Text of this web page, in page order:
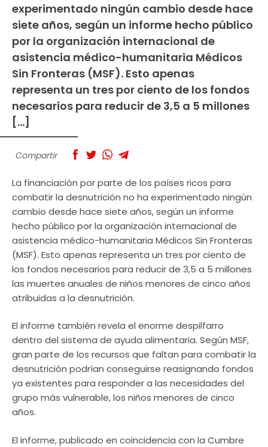
experimentado ningún cambio desde hace
siete años, según un informe hecho público
por la organización internacional de
asistencia médico-humanitaria Médicos
Sin Fronteras (MSF). Esto apenas
representa un tres por ciento de los fondos
necesarios para reducir de 3,5 a 5 millones
[…]
Compartir
La financiación por parte de los países ricos para
combatir la desnutrición no ha experimentado ningún
cambio desde hace siete años, según un informe
hecho público por la organización internacional de
asistencia médico-humanitaria Médicos Sin Fronteras
(MSF). Esto apenas representa un tres por ciento de
los fondos necesarios para reducir de 3,5 a 5 millones
las muertes anuales de niños menores de cinco años
atribuidas a la desnutrición.
El informe también revela el enorme despilfarro
dentro del sistema de ayuda alimentaria. Según MSF,
gran parte de los recursos que faltan para combatir la
desnutrición podrían conseguirse reasignando fondos
ya existentes para responder a las necesidades del
grupo más vulnerable, los niños menores de cinco
años.
El informe, publicado en coincidencia con la Cumbre